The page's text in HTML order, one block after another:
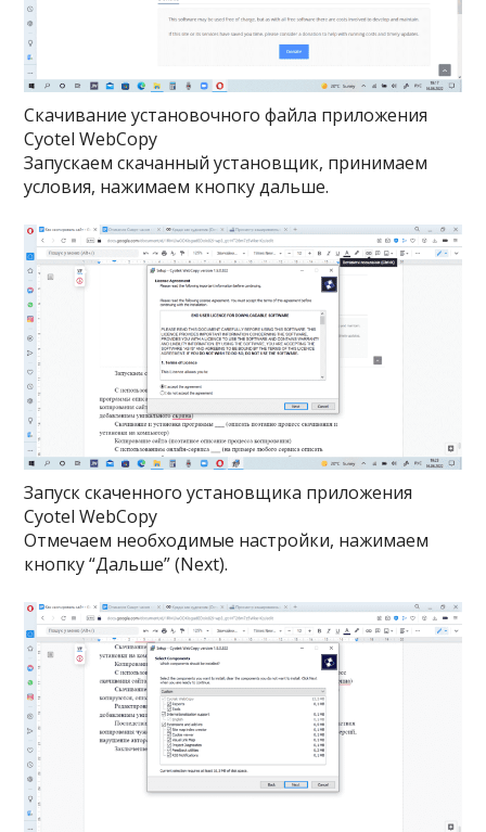
Скачивание установочного файла приложения
Cyotel WebCopy
Запускаем скачанный установщик, принимаем
условия, нажимаем кнопку дальше.
Запуск скаченного установщика приложения
Cyotel WebCopy
Отмечаем необходимые настройки, нажимаем
кнопку “Дальше” (Next).